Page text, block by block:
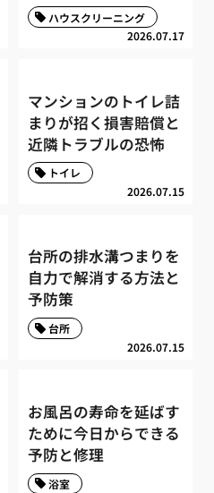
2026.07.17
ハウスクリーニング
マンションのトイレ詰
まりが招く損害賠償と
近隣トラブルの恐怖
2026.07.15
トイレ
台所の排水溝つまりを
自力で解消する方法と
予防策
2026.07.15
台所
お風呂の寿命を延ばす
ために今日からできる
予防と修理
浴室